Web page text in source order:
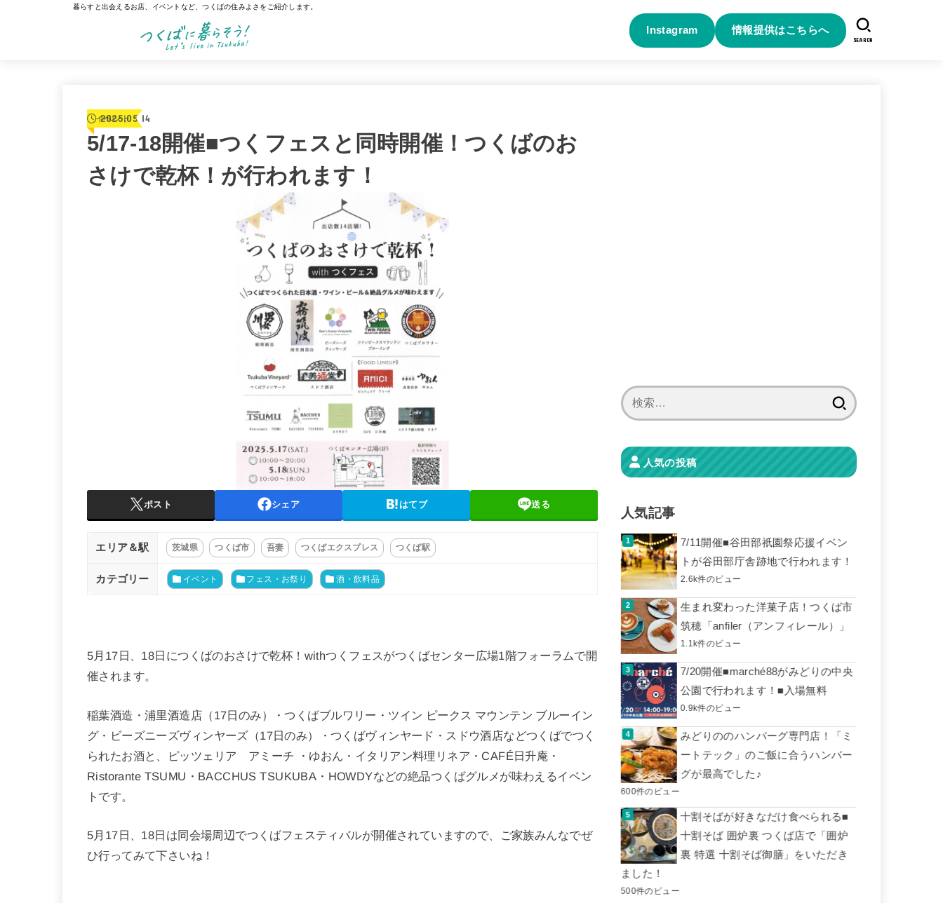
暮らすと出会えるお店、イベントなど、つくばの住みよさをご紹介します。
Instagram 情報提供はこちらへ
SEARCH
イベント
2025.05.14
5/17-18開催■つくフェスと同時開催！つくばのお
さけで乾杯！が行われます！
ポスト シェア はてブ 送る
エリア＆駅 茨城県 つくば市 吾妻 つくばエクスプレス つくば駅
カテゴリー イベント フェス・お祭り 酒・飲料品
5月17日、18日につくばのおさけで乾杯！withつくフェスがつくばセンター広場1階フォーラムで開
催されます。
稲葉酒造・浦里酒造店（17日のみ）・つくばブルワリー・ツイン ピークス マウンテン ブルーイン
グ・ビーズニーズヴィンヤーズ（17日のみ）・つくばヴィンヤード・スドウ酒店などつくばでつく
られたお酒と、ピッツェリア アミーチ ・ゆおん・イタリアン料理リネア・CAFÉ日升庵・
Ristorante TSUMU・BACCHUS TSUKUBA・HOWDYなどの絶品つくばグルメが味わえるイベン
トです。
5月17日、18日は同会場周辺でつくばフェスティバルが開催されていますので、ご家族みんなでぜ
ひ行ってみて下さいね！
人気の投稿
人気記事
7/11開催■谷田部祇園祭応援イベン
トが谷田部庁舎跡地で行われます！
2.6k件のビュー
生まれ変わった洋菓子店！つくば市
筑穂「anfiler（アンフィレール）」
1.1k件のビュー
7/20開催■marché88がみどりの中央
公園で行われます！■入場無料
0.9k件のビュー
みどりののハンバーグ専門店！「ミ
ートテック」のご飯に合うハンバー
グが最高でした♪
600件のビュー
十割そばが好きなだけ食べられる■
十割そば 囲炉裏 つくば店で「囲炉
裏 特選 十割そば御膳」をいただき
ました！
500件のビュー